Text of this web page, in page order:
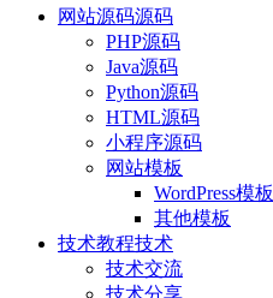
网站源码源码
PHP源码
Java源码
Python源码
HTML源码
小程序源码
网站模板
WordPress模板
其他模板
技术教程技术
技术交流
技术分享